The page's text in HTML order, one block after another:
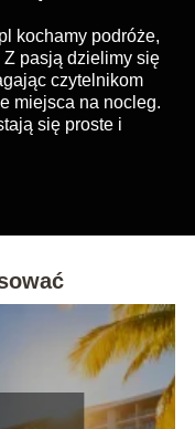
kochamy podróże,
pasją dzielimy się
czytelnikom
miejsca na nocleg.
się proste i